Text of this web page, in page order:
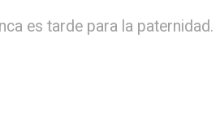
es tarde para la paternidad.